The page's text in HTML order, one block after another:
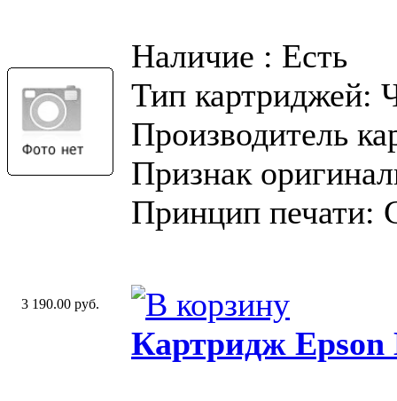
Наличие : Есть
Тип картриджей:
Производитель
Признак
Принцип печати:
3 190.00 руб.
Картридж Epson